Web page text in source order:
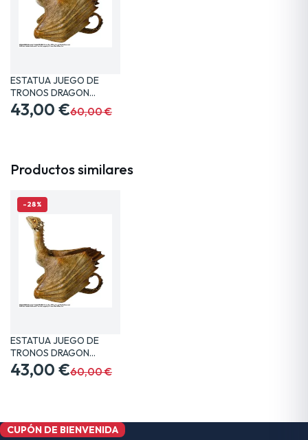
ESTATUA JUEGO DE
TRONOS DRAGON
VISERION 19…
43,00 €60,00 €
Productos similares
-28%
ESTATUA JUEGO DE
TRONOS DRAGON
VISERION 19…
43,00 €60,00 €
CUPÓN DE BIENVENIDA